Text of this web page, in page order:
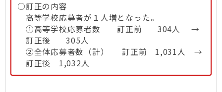
○訂正の内容
高等学校応募者が１人増となった。
①高等学校応募者数 訂正前 304人 →
訂正後 305人
②全体応募者数（計） 訂正前 1,031人 →
訂正後 1,032人